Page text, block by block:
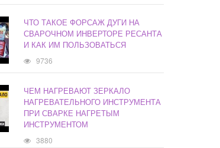
ЧТО ТАКОЕ ФОРСАЖ ДУГИ НА
СВАРОЧНОМ ИНВЕРТОРЕ РЕСАНТА
И КАК ИМ ПОЛЬЗОВАТЬСЯ
9736
ЧЕМ НАГРЕВАЮТ ЗЕРКАЛО
НАГРЕВАТЕЛЬНОГО ИНСТРУМЕНТА
ПРИ СВАРКЕ НАГРЕТЫМ
ИНСТРУМЕНТОМ
3880